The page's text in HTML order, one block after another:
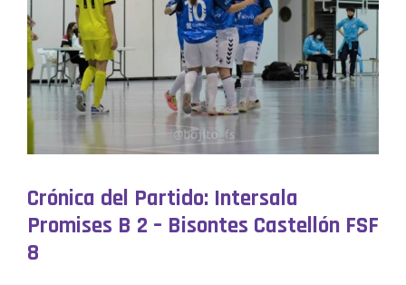
Crónica del Partido: Intersala
Promises B 2 – Bisontes Castellón FSF
8